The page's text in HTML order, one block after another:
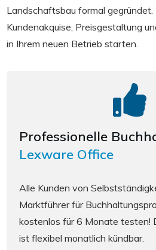
Landschaftsbau formal
Kundenakquise, Preisgestaltung
in Ihrem neuen Betrieb starten.
Professionelle
Lexware Office
Alle Kunden von
Marktführer für
kostenlos für 6 Monate testen!
ist flexibel monatlich kündbar.